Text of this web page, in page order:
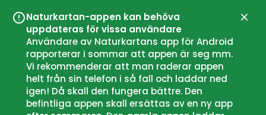
Naturkartan-appen kan behöva
uppdateras för vissa användare
Användare av Naturkartans app för Android
rapporterar i sommar att appen är seg mm.
Vi rekommenderar att man raderar appen
helt från sin telefon i så fall och laddar ned
igen! Då skall den fungera bättre. Den
befintliga appen skall ersättas av en ny app